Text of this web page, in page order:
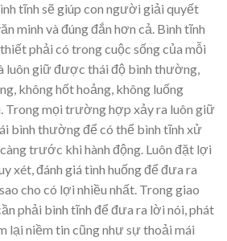
tĩnh sẽ giúp con người giải quyết
minh và đúng đắn hơn cả. Bình tĩnh
phải có trong cuộc sống của mỗi
luôn giữ được thái độ bình thường,
không hốt hoảng, không luống
Trong mọi trường hợp xảy ra luôn giữ
bình thường để có thể bình tĩnh xử
trước khi hành động. Luôn đặt lợi
xét, đánh giá tình huống để đưa ra
cho có lợi nhiều nhất. Trong giao
phải bình tĩnh để đưa ra lời nói, phát
lại niềm tin cũng như sự thoải mái